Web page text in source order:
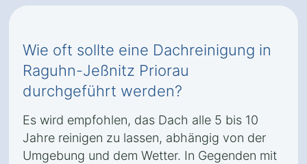
Wie oft sollte eine Dachreinigung in
Raguhn-Jeßnitz Priorau
durchgeführt werden?
Es wird empfohlen, das Dach alle 5 bis 10
Jahre reinigen zu lassen, abhängig von der
Umgebung und dem Wetter. In Gegenden mit